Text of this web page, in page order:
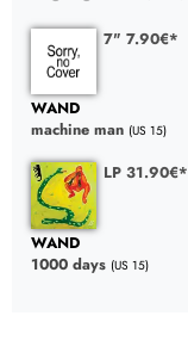
7" 7.90€*
WAND
machine man (US 15)
LP 31.90€*
WAND
1000 days (US 15)